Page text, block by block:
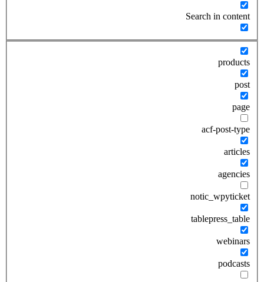
Search in content
products
post
page
acf-post-type
articles
agencies
notic_wpyticket
tablepress_table
webinars
podcasts